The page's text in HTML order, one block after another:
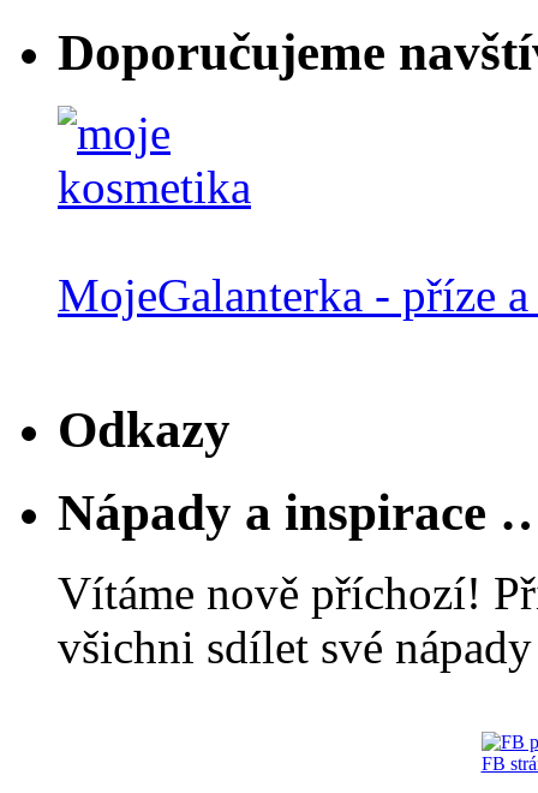
Doporučujeme
MojeGalanterka - příze
Odkazy
Nápady a inspirace
Vítáme nově příchozí!
všichni sdílet své
FB